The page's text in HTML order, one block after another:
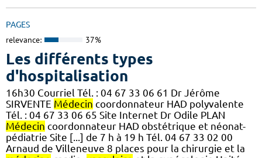
PAGES
relevance: 37%
Les différents types
d'hospitalisation
16h30 Courriel Tél. : 04 67 33 06 61 Dr Jérôme
SIRVENTE Médecin coordonnateur HAD polyvalente
Tél. : 04 67 33 06 65 Site Internet Dr Odile PLAN
Médecin coordonnateur HAD obstétrique et néonat-
pédiatrie Site [...] de 7 h à 19 h Tél. 04 67 33 02 00
Arnaud de Villeneuve 8 places pour la chirurgie et la